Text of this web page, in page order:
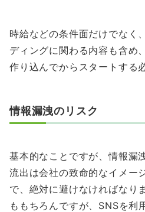
時給などの条件面だけでなく
ディングに関わる内容も含め
作り込んでからスタートする
情報漏洩のリスク
基本的なことですが、情報漏
流出は会社の致命的なイメー
で、絶対に避けなければなり
ももちろんですが、SNSを利